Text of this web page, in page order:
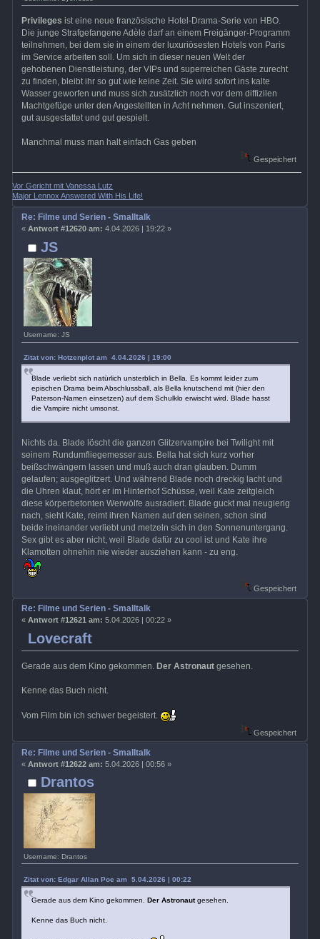
Privileges ist eine neue französische Hotel-Drama-Serie von HBO.
Die junge Strafgefangene Adèle darf an einem Freigänger-Programm
teilnehmen, bei dem sie in einem der luxuriösesten Hotels von Paris
im Service arbeiten soll. Um sich in dieser neuen Welt der
gehobenen Dienstleistung, der VIPs und superreichen Gäste zurecht
zu finden, bleibt ihr so gut wie keine Zeit. Sie wird sofort ins kalte
Wasser geworfen und muss sich zusätzlich noch vor dem diffizilen
Machtgefüge unter den Angestellten in Acht nehmen. Gut inszeniert,
gut ausgestattet und gut gespielt.
Manchmal muss man halt einfach Gas geben
Gespeichert
Vor Gericht mit Vanessa Lutz
Major Lennox Answered With His Life!
JS
Username: JS
Re: Filme und Serien - Smalltalk
« Antwort #12620 am: 4.04.2026 | 19:22 »
Zitat von: Hotzenplot am 4.04.2026 | 19:00
Blade verliebt sich natürlich unsterblich in Bella. Es kommt leider zum
epischen Drama beim Abschlussball, als Bella knutschend mit (hier den
Paterson-Namen einsetzen) auf dem Schulklo erwischt wird. Blade hasst
die Vampire nicht umsonst.
Nichts da. Blade löscht die ganzen Glitzervampire bei Twilight mit
seinem Rundumfliegemesser aus. Bella hat sich kurz vorher
beißschwängern lassen und muß auch dran glauben. Dumm
gelaufen; ausgeglitzert. Und während Blade noch dreckig lacht und
die Uhren klaut, hört er im Hinterhof Schüsse, weil Kate zeitgleich
diese körperbetonten Werwölfe ausradiert. Blade guckt mal neugierig
nach, sieht Kate, reimt ihren Namen auf den seinen, schon sind
beide ineinander verliebt und metzeln sich in den Sonnenuntergang.
Sex gibt es aber nicht, weil Blade dafür zu cool ist und Kate ihre
Klamotten ohnehin nie wieder ausziehen kann - zu eng.
Gespeichert
Lovecraft
Re: Filme und Serien - Smalltalk
« Antwort #12621 am: 5.04.2026 | 00:22 »
Gerade aus dem Kino gekommen. Der Astronautgesehen.
Kenne das Buch nicht.
Vom Film bin ich schwer begeistert.
Gespeichert
Drantos
Username: Drantos
Re: Filme und Serien - Smalltalk
« Antwort #12622 am: 5.04.2026 | 00:56 »
Zitat von: Edgar Allan Poe am 5.04.2026 | 00:22
Gerade aus dem Kino gekommen. Der Astronautgesehen.
Kenne das Buch nicht.